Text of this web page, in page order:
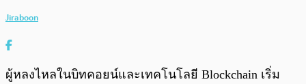
Jiraboon
ผู้หลงไหลในบิทคอยน์และเทคโนโลยี Blockchain เริ่ม